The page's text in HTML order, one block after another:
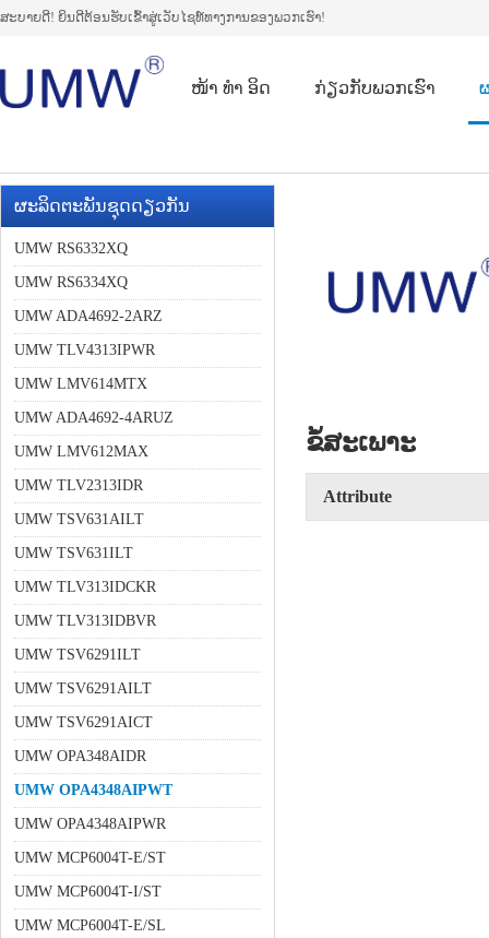
ສະບາຍດີ! ຍິນດີຕ້ອນຮັບເຂົ້າສູ່ເວັບໄຊທ໌ທາງການຂອງພວກເຮົາ!
ໜ້າ ທຳ ອິດ ກ່ຽວ​ກັບ​ພວກ​ເຮົາ
ຜະລິດຕະພັນຊຸດດຽວກັນ
UMW RS6332XQ
UMW RS6334XQ
UMW ADA4692-2ARZ
UMW TLV4313IPWR
UMW LMV614MTX
UMW ADA4692-4ARUZ
UMW LMV612MAX
UMW TLV2313IDR
UMW TSV631AILT
UMW TSV631ILT
UMW TLV313IDCKR
UMW TLV313IDBVR
UMW TSV6291ILT
UMW TSV6291AILT
UMW TSV6291AICT
UMW OPA348AIDR
UMW OPA4348AIPWT
UMW OPA4348AIPWR
UMW MCP6004T-E/ST
UMW MCP6004T-I/ST
UMW MCP6004T-E/SL
ຂໍ້ສະເພາະ
Attribute